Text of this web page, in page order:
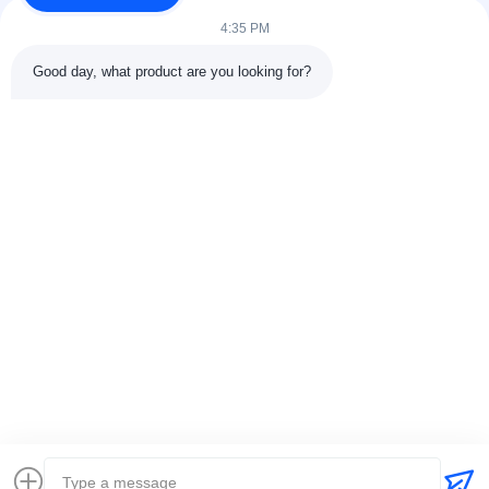
humanoïde robots.
4:35 PM
Good day, what product are you looking for?